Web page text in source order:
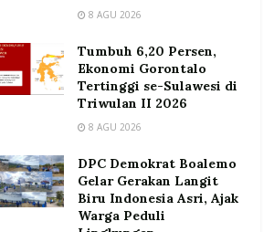
8 AGU 2026
Tumbuh 6,20 Persen,
Ekonomi Gorontalo
Tertinggi se-Sulawesi di
Triwulan II 2026
8 AGU 2026
DPC Demokrat Boalemo
Gelar Gerakan Langit
Biru Indonesia Asri, Ajak
Warga Peduli